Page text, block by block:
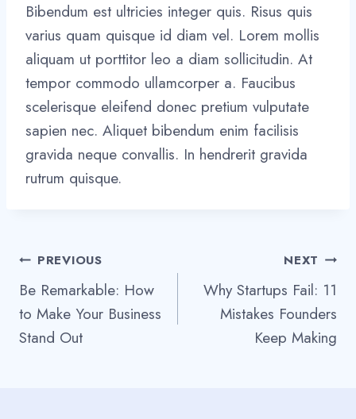
Bibendum est ultricies integer quis. Risus quis
varius quam quisque id diam vel. Lorem mollis
aliquam ut porttitor leo a diam sollicitudin. At
tempor commodo ullamcorper a. Faucibus
scelerisque eleifend donec pretium vulputate
sapien nec. Aliquet bibendum enim facilisis
gravida neque convallis. In hendrerit gravida
rutrum quisque.
Post
navigation
PREVIOUS
Be Remarkable: How
to Make Your Business
Stand Out
NEXT
Why Startups Fail: 11
Mistakes Founders
Keep Making